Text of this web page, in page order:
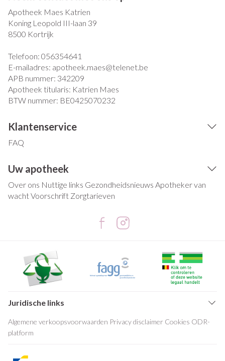
Apotheek Maes Katrien
Koning Leopold III-laan 39
8500 Kortrijk
Telefoon: 056354641
E-mailadres: apotheek.maes@telenet.be
APB nummer: 342209
Apotheek titularis: Katrien Maes
BTW nummer: BE0425070232
Klantenservice
FAQ
Uw apotheek
Over ons Nuttige links Gezondheidsnieuws Apotheker van
wachtVoorschrift Zorgtarieven
Juridische links
Algemene verkoopsvoorwaarden Privacy disclaimer Cookies ODR-
platform